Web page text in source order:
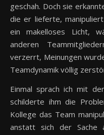
geschah. Doch sie
die er lieferte,
ein makelloses Licht,
anderen
verzerrt, Meinungen
Teamdynamik völlig
Einmal sprach ich mit
schilderte ihm die
Kollege das Team
anstatt sich der Sache